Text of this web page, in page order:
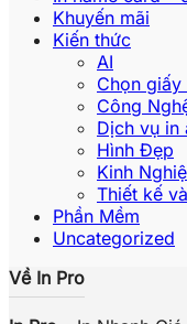
Khuyến mãi
Kiến thức
AI
Chọn giấy
Công
Dịch vụ in
Hình Đẹp
Kinh
Thiết kế
Phần Mềm
Uncategorized
Về In Pro